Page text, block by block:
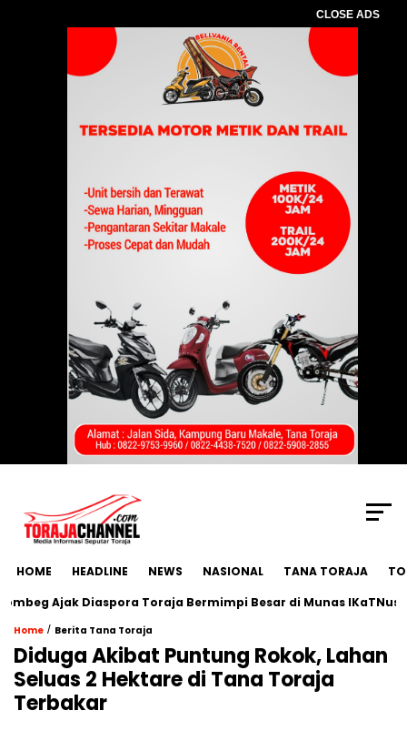
CLOSE ADS
HOME HEADLINE NEWS NASIONAL TANA TORAJA
Ajak Diaspora Toraja Bermimpi Besar di Munas IKaTNus
Home / Berita Tana Toraja
Diduga Akibat Puntung Rokok, Lahan
Seluas 2 Hektare di Tana Toraja
Terbakar